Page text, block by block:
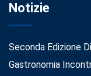
Notizie
Seconda Edizione
Gastronomia